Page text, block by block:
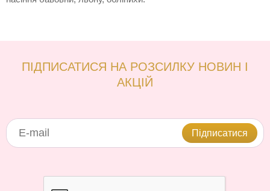
ПІДПИСАТИСЯ НА РОЗСИЛКУ НОВИН І
АКЦІЙ
Підписатися